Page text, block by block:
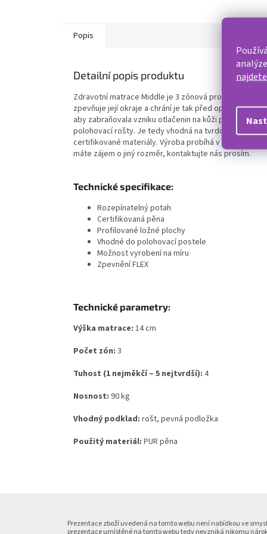
Popis
Detailní popis produktu
Zdravotní matrace Middle je 3 zónová profilovaná
zpevňuje její okraje a chrání je tak před opotřebení v
aby zabraňovala vzniku otlačenin na kůži při delším
polohovací rošty. Je tedy vhodná na tvrdou
certifikované materiály. Výroba probíhá v ČR. Cena
máte zájem o jiný rozměr, kontaktujte nás prosím.
Technické specifikace:
Rozepínatelný potah
Certifikovaná pěna
Profilované ložné plochy
Vhodné do polohovací postele
Možnost vyrobení na míru
Zpevnění FLEX
Technické parametry:
Výška matrace: 14 cm
Počet zón: 3
Tuhost (1 nejměkčí – 5 nejtvrdší): 4
Nosnost: 90 kg
Vhodný podklad: rošt, pevná podložka
Použitý materiál: PUR pěna
Prezentace zboží uvedená na tomto webu není nabídkou ve
prezentace umístěné na tomto webu tedy nevzniká nikomu